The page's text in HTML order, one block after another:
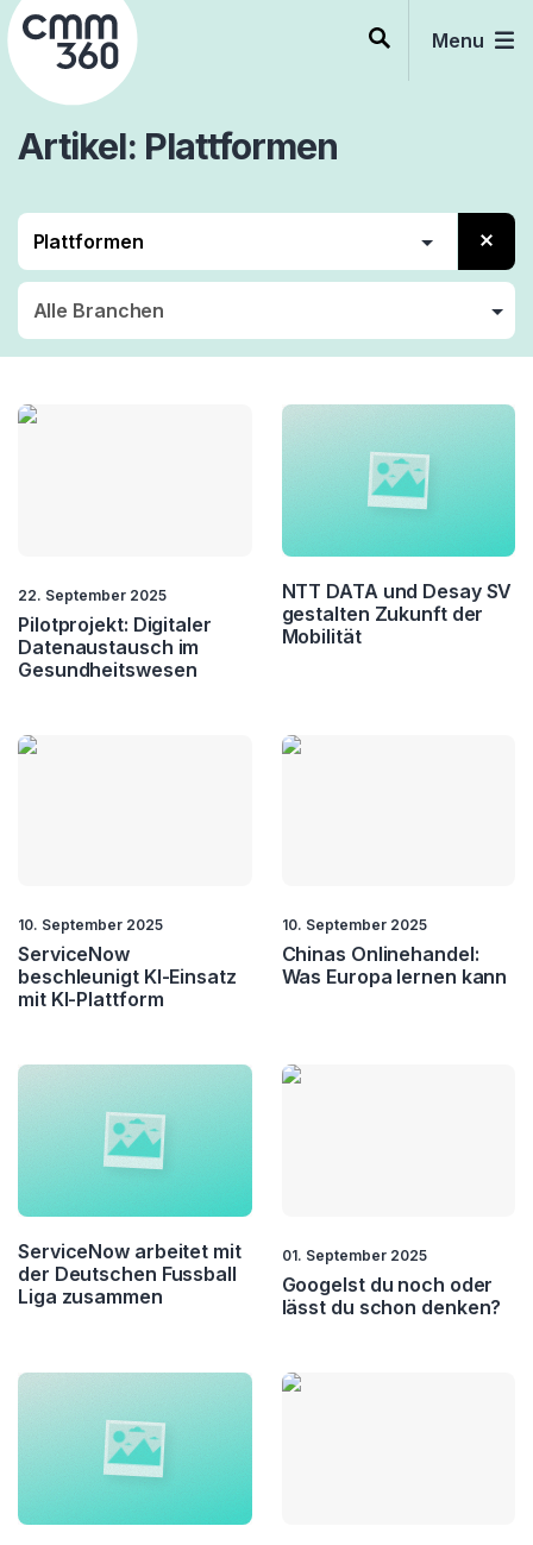
Skip
to
content
Menu
Artikel Plattformen
Trends
Mobilität Plattformen
22. September 2025
Pilotprojekt: Digitaler
Datenaustausch im
Gesundheitswesen
NTT DATA und Desay SV
gestalten Zukunft der
Mobilität
10. September 2025
ServiceNow
beschleunigt KI-Einsatz
mit KI-Plattform
10. September 2025
Chinas Onlinehandel:
Was Europa lernen kann
ServiceNow arbeitet mit
der Deutschen Fussball
Liga zusammen
01. September 2025
Googelst du noch oder
lässt du schon denken?